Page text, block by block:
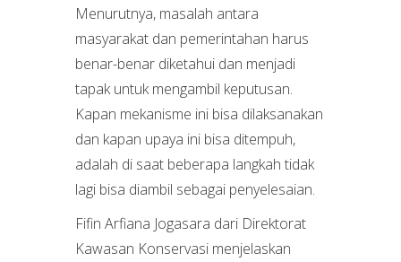
Menurutnya, masalah antara
masyarakat dan pemerintahan harus
benar-benar diketahui dan menjadi
tapak untuk mengambil keputusan.
Kapan mekanisme ini bisa dilaksanakan
dan kapan upaya ini bisa ditempuh,
adalah di saat beberapa langkah tidak
lagi bisa diambil sebagai penyelesaian.
Fifin Arfiana Jogasara dari Direktorat
Kawasan Konservasi menjelaskan